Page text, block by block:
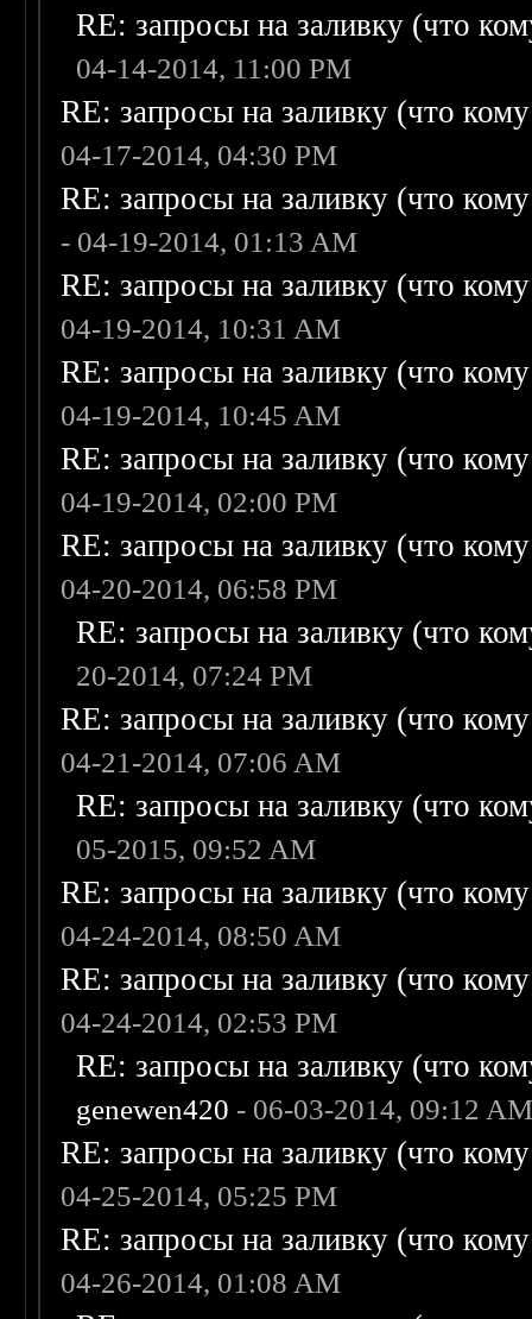
RE: запросы на заливку (что
04-14-2014, 11:00 PM
RE: запросы на заливку (что
04-17-2014, 04:30 PM
RE: запросы на заливку (что
- 04-19-2014, 01:13 AM
RE: запросы на заливку (что
04-19-2014, 10:31 AM
RE: запросы на заливку (что
04-19-2014, 10:45 AM
RE: запросы на заливку (что
04-19-2014, 02:00 PM
RE: запросы на заливку (что
04-20-2014, 06:58 PM
RE: запросы на заливку (что
20-2014, 07:24 PM
RE: запросы на заливку (что
04-21-2014, 07:06 AM
RE: запросы на заливку (что
05-2015, 09:52 AM
RE: запросы на заливку (что
04-24-2014, 08:50 AM
RE: запросы на заливку (что
04-24-2014, 02:53 PM
RE: запросы на заливку (что
genewen420 - 06-03-2014, 09:12
RE: запросы на заливку (что
04-25-2014, 05:25 PM
RE: запросы на заливку (что
04-26-2014, 01:08 AM